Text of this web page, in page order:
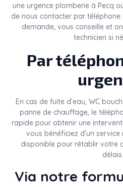
une urgence plomberie à Pecq
de nous contacter par
demande, vous conseille et
technicien si
Par
En cas de fuite d’eau, WC
panne de chauffage, le
rapide pour obtenir une
vous bénéficiez d’un
disponible pour rétablir votre
délais.
Via notre